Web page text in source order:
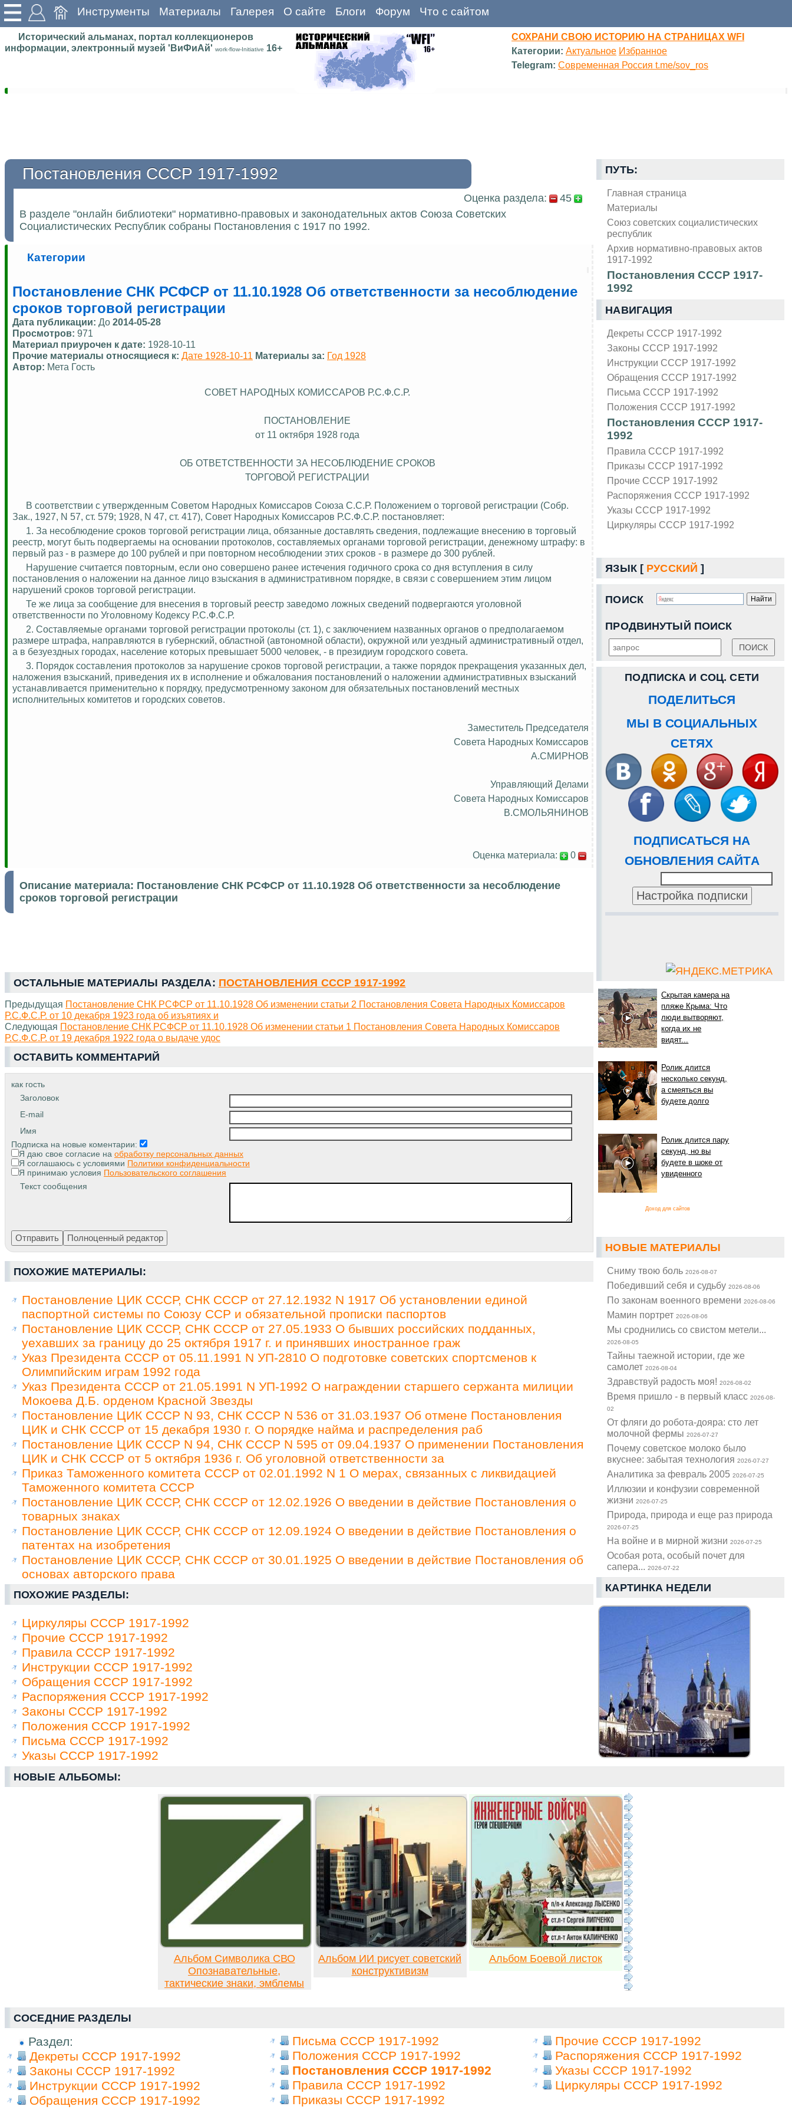
Инструменты Материалы Галерея О сайте Блоги Форум Что с сайтом
Исторический альманах, портал коллекционеров
информации, электронный музей 'ВиФиАй' work-flow-Initiative 16+
СОХРАНИ СВОЮ ИСТОРИЮ НА СТРАНИЦАХ WFI
Категории: Актуальное Избранное
Telegram: Современная Россия t.me/sov_ros
ПУТЬ:
Главная страница
Материалы
Союз советских социалистических
республик
Архив нормативно-правовых актов
1917-1992
Постановления СССР 1917-
1992
НАВИГАЦИЯ
Декреты СССР 1917-1992
Законы СССР 1917-1992
Инструкции СССР 1917-1992
Обращения СССР 1917-1992
Письма СССР 1917-1992
Положения СССР 1917-1992
Постановления СССР 1917-
1992
Правила СССР 1917-1992
Приказы СССР 1917-1992
Прочие СССР 1917-1992
Распоряжения СССР 1917-1992
Указы СССР 1917-1992
Циркуляры СССР 1917-1992
ЯЗЫК [ РУССКИЙ ]
ПОИСК
ПРОДВИНУТЫЙ ПОИСК
ПОДПИСКА И СОЦ. СЕТИ
ПОДЕЛИТЬСЯ
МЫ В СОЦИАЛЬНЫХ
СЕТЯХ
ПОДПИСАТЬСЯ НА
ОБНОВЛЕНИЯ САЙТА
Скрытая камера на
пляже Крыма: Что
люди вытворяют,
когда их не
видят...
Ролик длится
несколько секунд,
а смеяться вы
будете долго
Ролик длится пару
секунд, но вы
будете в шоке от
увиденного
Доход для сайтов
НОВЫЕ МАТЕРИАЛЫ
Cниму твою боль2026-08-07
Победивший себя и судьбу2026-08-06
По законам военного времени2026-08-06
Мамин портрет2026-08-06
Мы сроднились со свистом метели...
2026-08-05
Тайны таежной истории, где же
самолет2026-08-04
Здравствуй радость моя!2026-08-02
Время пришло - в первый класс2026-08-
02
От фляги до робота-дояра: сто лет
молочной фермы2026-07-27
Почему советское молоко было
вкуснее: забытая технология2026-07-27
Аналитика за февраль 20052026-07-25
Иллюзии и конфузии современной
жизни2026-07-25
Природа, природа и еще раз природа
2026-07-25
На войне и в мирной жизни2026-07-25
Особая рота, особый почет для
сапера...2026-07-22
КАРТИНКА НЕДЕЛИ
Постановления СССР 1917-1992
Оценка раздела:
45
В разделе "онлайн библиотеки" нормативно-правовых и законодательных актов Союза Советских
Социалистических Республик собраны Постановления с 1917 по 1992.
Категории
Постановление СНК РСФСР от 11.10.1928 Об ответственности за несоблюдение
сроков торговой регистрации
Дата публикации: До 2014-05-28
Просмотров: 971
Материал приурочен к дате: 1928-10-11
Прочие материалы относящиеся к: Дате 1928-10-11 Материалы за: Год 1928
Автор: Мета Гость
СОВЕТ НАРОДНЫХ КОМИССАРОВ Р.С.Ф.С.Р.
ПОСТАНОВЛЕНИЕ
от 11 октября 1928 года
ОБ ОТВЕТСТВЕННОСТИ ЗА НЕСОБЛЮДЕНИЕ СРОКОВ
ТОРГОВОЙ РЕГИСТРАЦИИ
В соответствии с утвержденным Советом Народных Комиссаров Союза С.С.Р. Положением о торговой регистрации (Собр.
Зак ., 1927, N 57, ст. 579; 1928, N 47, ст. 417), Совет Народных Комиссаров Р.С.Ф.С.Р. постановляет:
1. За несоблюдение сроков торговой регистрации лица, обязанные доставлять сведения, подлежащие внесению в торговый
реестр, могут быть подвергаемы на основании протоколов, составляемых органами торговой регистрации, денежному штрафу: в
первый раз - в размере до 100 рублей и при повторном несоблюдении этих сроков - в размере до 300 рублей.
Нарушение считается повторным, если оно совершено ранее истечения годичного срока со дня вступления в силу
постановления о наложении на данное лицо взыскания в административном порядке, в связи с совершением этим лицом
нарушений сроков торговой регистрации.
Те же лица за сообщение для внесения в торговый реестр заведомо ложных сведений подвергаются уголовной
ответственности по Уголовному Кодексу Р.С.Ф.С.Р.
2. Составляемые органами торговой регистрации протоколы (ст. 1), с заключением названных органов о предполагаемом
размере штрафа, направляются в губернский, областной (автономной области), окружной или уездный административный отдел,
а в безуездных городах, население которых превышает 5000 человек, - в президиум городского совета.
3. Порядок составления протоколов за нарушение сроков торговой регистрации, а также порядок прекращения указанных дел,
наложения взысканий, приведения их в исполнение и обжалования постановлений о наложении административных взысканий
устанавливается применительно к порядку, предусмотренному законом для обязательных постановлений местных
исполнительных комитетов и городских советов.
Заместитель Председателя
Совета Народных Комиссаров
А.СМИРНОВ
Управляющий Делами
Совета Народных Комиссаров
В.СМОЛЬЯНИНОВ
Оценка материала: 0
Описание материала: Постановление СНК РСФСР от 11.10.1928 Об ответственности за несоблюдение
сроков торговой регистрации
ОСТАЛЬНЫЕ МАТЕРИАЛЫ РАЗДЕЛА: ПОСТАНОВЛЕНИЯ СССР 1917-1992
Предыдущая Постановление СНК РСФСР от 11.10.1928 Об изменении статьи 2 Постановления Совета Народных Комиссаров
Р.С.Ф.С.Р. от 10 декабря 1923 года об изъятиях и
Следующая Постановление СНК РСФСР от 11.10.1928 Об изменении статьи 1 Постановления Совета Народных Комиссаров
Р.С.Ф.С.Р. от 19 декабря 1922 года о выдаче удос
ОСТАВИТЬ КОММЕНТАРИЙ
как гость
Заголовок
E-mail
Имя
Подписка на новые коментарии:
Я даю свое согласие на обработку персональных данных
Я соглашаюсь с условиями Политики конфиденциальности
Я принимаю условия Пользовательского соглашения
Текст сообщения
ПОХОЖИЕ МАТЕРИАЛЫ:
Постановление ЦИК СССР, СНК СССР от 27.12.1932 N 1917 Об установлении единой
паспортной системы по Союзу ССР и обязательной прописки паспортов
Постановление ЦИК СССР, СНК СССР от 27.05.1933 О бывших российских подданных,
уехавших за границу до 25 октября 1917 г. и принявших иностранное граж
Указ Президента СССР от 05.11.1991 N УП-2810 О подготовке советских спортсменов к
Олимпийским играм 1992 года
Указ Президента СССР от 21.05.1991 N УП-1992 О награждении старшего сержанта милиции
Мокоева Д.Б. орденом Красной Звезды
Постановление ЦИК СССР N 93, СНК СССР N 536 от 31.03.1937 Об отмене Постановления
ЦИК и СНК СССР от 15 декабря 1930 г. О порядке найма и распределения раб
Постановление ЦИК СССР N 94, СНК СССР N 595 от 09.04.1937 О применении Постановления
ЦИК и СНК СССР от 5 октября 1936 г. Об уголовной ответственности за
Приказ Таможенного комитета СССР от 02.01.1992 N 1 О мерах, связанных с ликвидацией
Таможенного комитета СССР
Постановление ЦИК СССР, СНК СССР от 12.02.1926 О введении в действие Постановления о
товарных знаках
Постановление ЦИК СССР, СНК СССР от 12.09.1924 О введении в действие Постановления о
патентах на изобретения
Постановление ЦИК СССР, СНК СССР от 30.01.1925 О введении в действие Постановления об
основах авторского права
ПОХОЖИЕ РАЗДЕЛЫ:
Циркуляры СССР 1917-1992
Прочие СССР 1917-1992
Правила СССР 1917-1992
Инструкции СССР 1917-1992
Обращения СССР 1917-1992
Распоряжения СССР 1917-1992
Законы СССР 1917-1992
Положения СССР 1917-1992
Письма СССР 1917-1992
Указы СССР 1917-1992
НОВЫЕ АЛЬБОМЫ:
Альбом Символика СВО
Опознавательные,
тактические знаки, эмблемы
Альбом ИИ рисует советский
конструктивизм
Альбом Боевой листок
СОСЕДНИЕ РАЗДЕЛЫ
Раздел:
Декреты СССР 1917-1992
Законы СССР 1917-1992
Инструкции СССР 1917-1992
Обращения СССР 1917-1992
Письма СССР 1917-1992
Положения СССР 1917-1992
Постановления СССР 1917-1992
Правила СССР 1917-1992
Приказы СССР 1917-1992
Прочие СССР 1917-1992
Распоряжения СССР 1917-1992
Указы СССР 1917-1992
Циркуляры СССР 1917-1992